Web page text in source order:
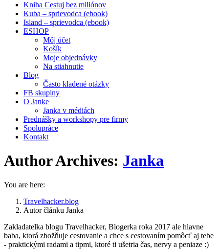
Kniha Cestuj bez miliónov
Kuba – sprievodca (ebook)
Island – sprievodca (ebook)
ESHOP
Môj účet
Košík
Moje objednávky
Na stiahnutie
Blog
Často kladené otázky
FB skupiny
O Janke
Janka v médiách
Prednášky a workshopy pre firmy
Spolupráce
Kontakt
Author Archives: Janka
You are here:
Travelhacker.blog
Autor článku Janka
Zakladatelka blogu Travelhacker, Blogerka roka 2017 ale hlavne
baba, ktorá zbožňuje cestovanie a chce s cestovaním pomôcť aj tebe
- praktickými radami a tipmi, ktoré ti ušetria čas, nervy a peniaze :)